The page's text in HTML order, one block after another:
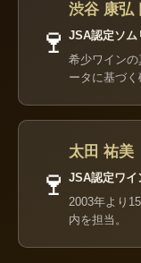
🍷
渋谷 康弘
JSA認定ソム
希少ワイン
ータに基づく
🍷
太田 祐美
JSA認定ワイ
2003年より
内を担当。